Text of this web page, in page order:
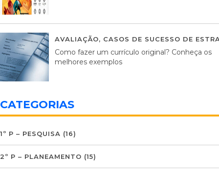
AVALIAÇÃO, CASOS DE SUCESSO DE
Como fazer um currículo original? Conheça os
melhores exemplos
CATEGORIAS
1º P – PESQUISA (16)
2º P – PLANEAMENTO (15)